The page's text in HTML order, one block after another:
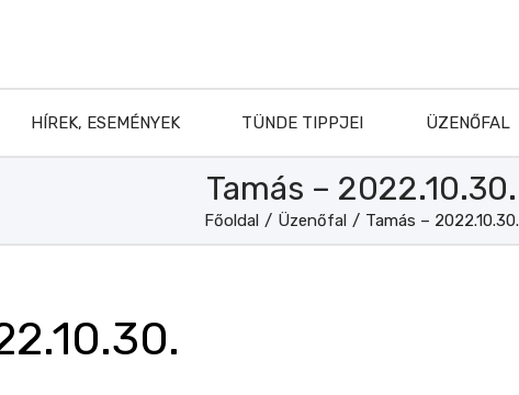
HÍREK, ESEMÉNYEK TÜNDE TIPPJEI ÜZENŐFAL
Tamás – 2022.10.30.
Főoldal / Üzenőfal / Tamás – 2022.10.30.